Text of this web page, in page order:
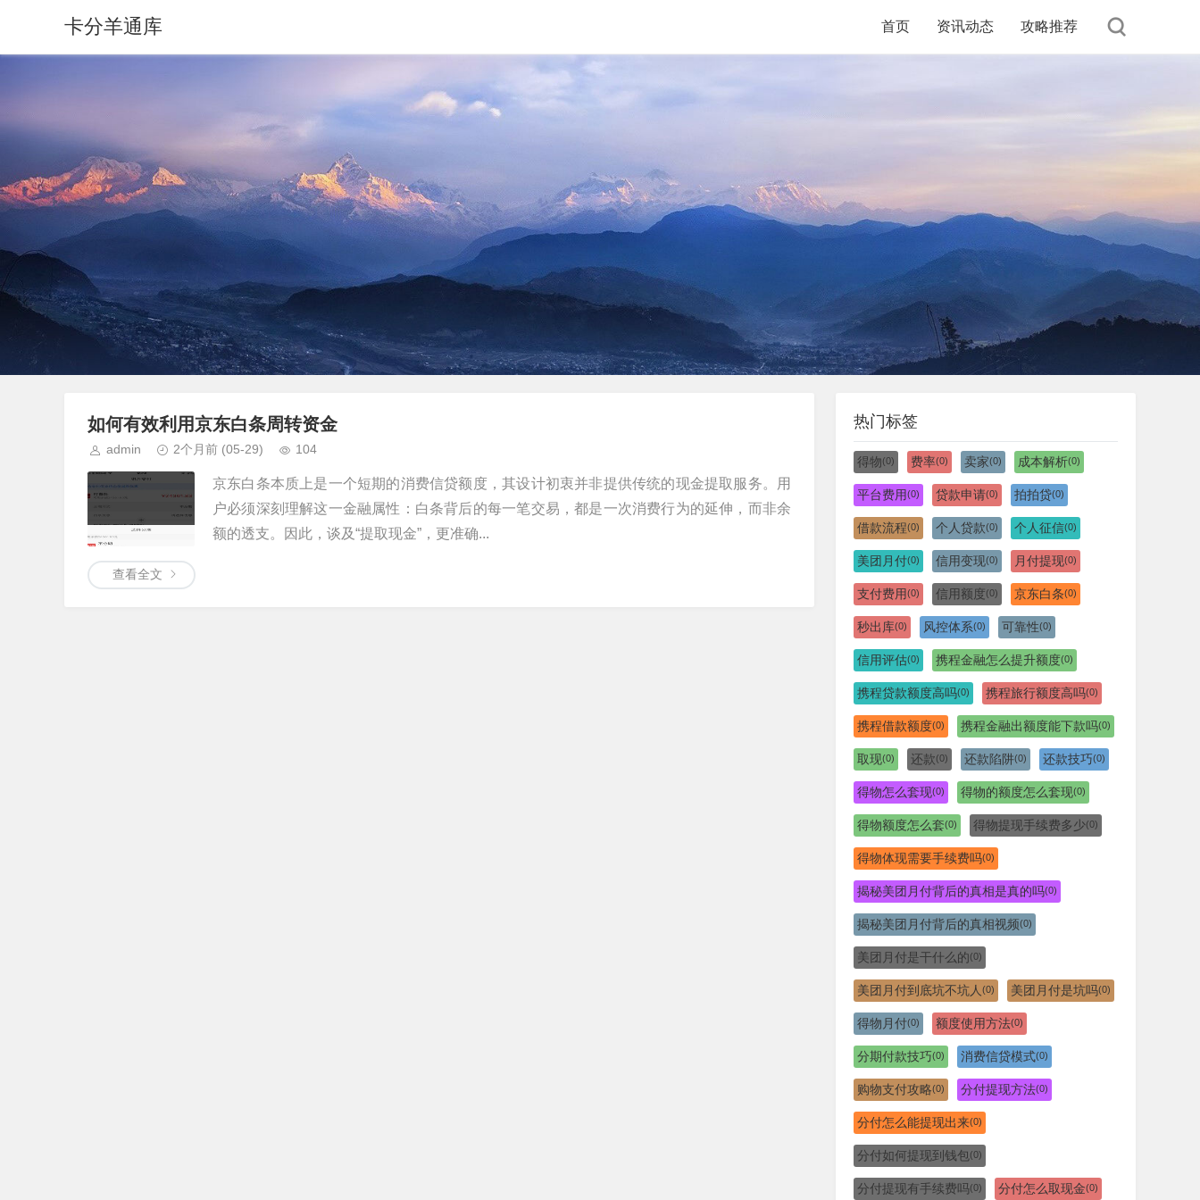
卡分羊通库 首页 资讯动态 攻略推荐
如何有效利用京东白条周转资金
admin 2个月前 (05-29) 104
京东白条本质上是一个短期的消费信贷额度，其设计初衷并非提供传统的现金提取服务。用
户必须深刻理解这一金融属性：白条背后的每一笔交易，都是一次消费行为的延伸，而非余
额的透支。因此，谈及“提取现金”，更准确...
查看全文
热门标签
得物(0) 费率(0) 卖家(0) 成本解析(0)
平台费用(0) 贷款申请(0) 拍拍贷(0)
借款流程(0) 个人贷款(0) 个人征信(0)
美团月付(0) 信用变现(0) 月付提现(0)
支付费用(0) 信用额度(0) 京东白条(0)
秒出库(0) 风控体系(0) 可靠性(0)
信用评估(0) 携程金融怎么提升额度(0)
携程贷款额度高吗(0) 携程旅行额度高吗(0)
携程借款额度(0) 携程金融出额度能下款吗(0)
取现(0) 还款(0) 还款陷阱(0) 还款技巧(0)
得物怎么套现(0) 得物的额度怎么套现(0)
得物额度怎么套(0) 得物提现手续费多少(0)
得物体现需要手续费吗(0)
揭秘美团月付背后的真相是真的吗(0)
揭秘美团月付背后的真相视频(0)
美团月付是干什么的(0)
美团月付到底坑不坑人 (0) 美团月付是坑吗(0)
得物月付(0) 额度使用方法(0)
分期付款技巧(0) 消费信贷模式(0)
购物支付攻略(0) 分付提现方法(0)
分付怎么能提现出来(0)
分付如何提现到钱包 (0)
分付提现有手续费吗(0) 分付怎么取现金(0)